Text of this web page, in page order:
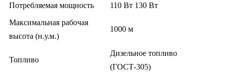
Потребляемая мощность 110 Вт 130 Вт
Максимальная рабочая
высота (н.у.м.)
1000 м
Топливо
Дизельное топливо
(ГОСТ-305)